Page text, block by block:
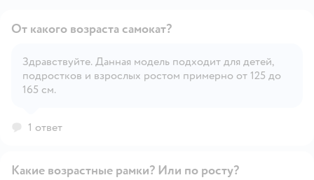
Открыть вопрос
От какого возраста самокат?
Здравствуйте. Данная модель подходит для детей,
подростков и взрослых ростом примерно от 125 до
165 см.
1 ответ
Какие возрастные рамки? Или по росту?